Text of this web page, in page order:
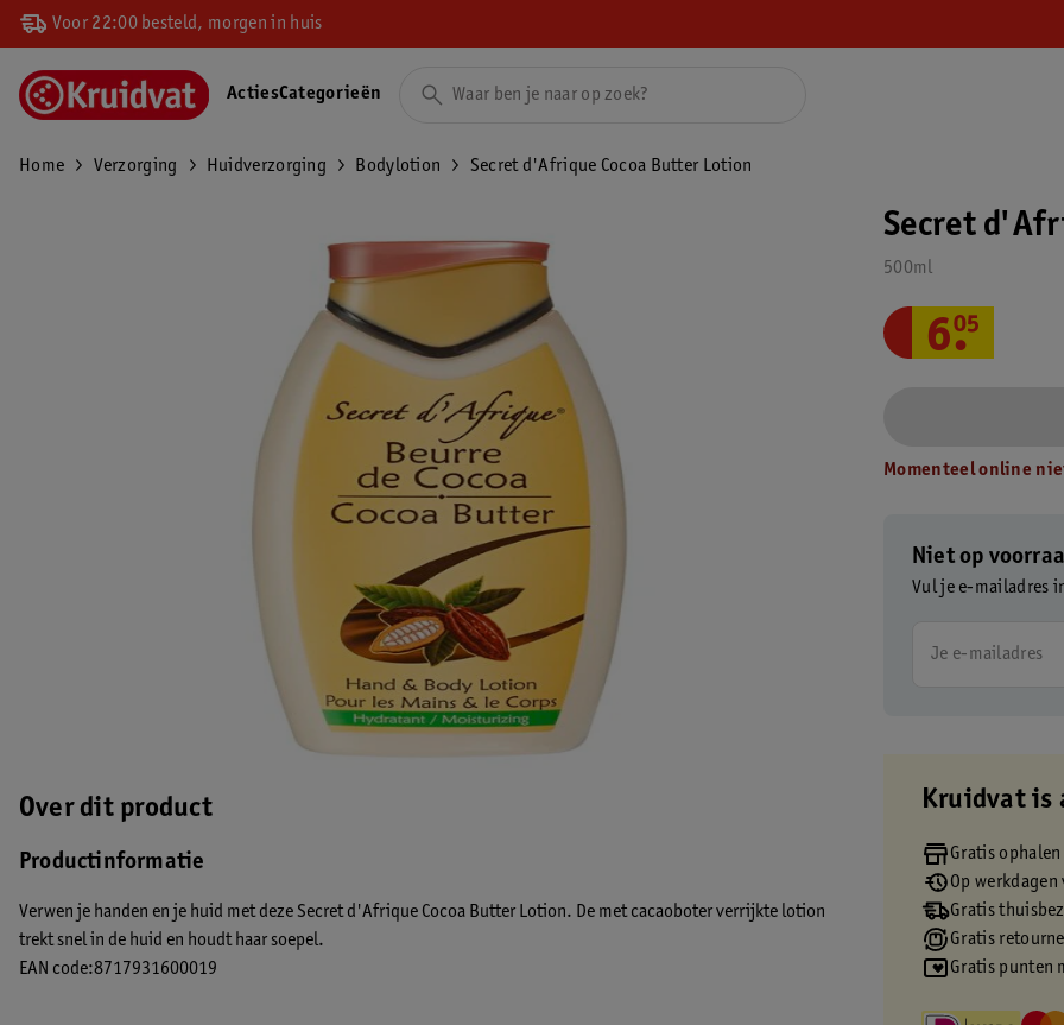
Voor 22:00 besteld, morgen in huis
ActiesCategorieën
Home Verzorging Huidverzorging Bodylotion Secret d'Afrique Cocoa Butter Lotion
Over dit product
Productinformatie
Verwen je handen en je huid met deze Secret d'Afrique Cocoa Butter Lotion. De met cacaoboter verrijkte lotion
trekt snel in de huid en houdt haar soepel.
EAN code:8717931600019
Secret
500ml
6.
05
Momenteel online
Niet op
Vul je e-mailadres
Je e-mailadres
Kruidvat is
Gratis
Op
Gratis
Gratis
Gratis punten